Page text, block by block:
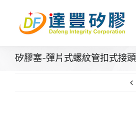
content
矽膠塞-彈片式螺紋管扣式接頭